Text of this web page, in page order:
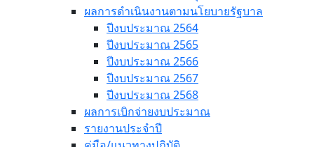
ผลการดำเนินงานตามนโยบายรัฐบาล
ปีงบประมาณ 2564
ปีงบประมาณ 2565
ปีงบประมาณ 2566
ปีงบประมาณ 2567
ปีงบประมาณ 2568
ผลการเบิกจ่ายงบประมาณ
รายงานประจำปี